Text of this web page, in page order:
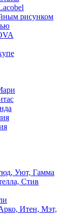
рисунком
Уют, Гамма
Стив
Итен, Мэт,